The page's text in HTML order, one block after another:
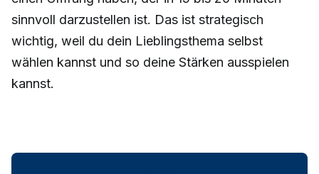
sinnvoll darzustellen ist. Das ist strategisch
wichtig, weil du dein Lieblingsthema selbst
wählen kannst und so deine Stärken ausspielen
kannst.